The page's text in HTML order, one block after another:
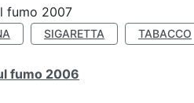
fumo 2007
SIGARETTA TABACCO
fumo 2006